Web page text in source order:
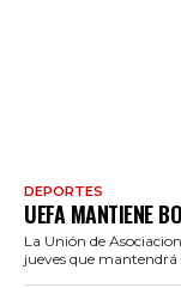
DEPORTES
UEFA MANTIENE
La Unión de
jueves que mantendrá